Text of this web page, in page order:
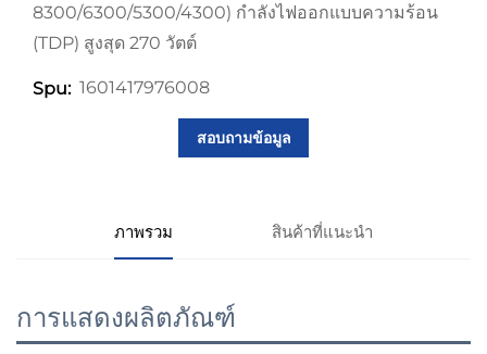
8300/6300/5300/4300) กำลังไฟออกแบบความร้อน
(TDP) สูงสุด 270 วัตต์
Spu: 1601417976008
สอบถามข้อมูล
ภาพรวม สินค้าที่แนะนำ
การแสดงผลิตภัณฑ์